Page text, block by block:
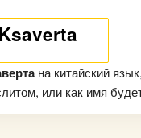
Ksaverta
на китайский
или как имя